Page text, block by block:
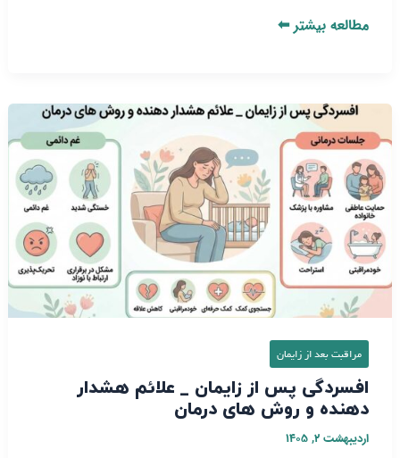
مطالعه بیشتر ⬅
مراقبت بعد از زایمان
افسردگی پس از زایمان _ علائم هشدار
دهنده و روش‌ های درمان
اردیبهشت ۲, ۱۴۰۵
افسردگی
پس
از
زایمان
_
علائم
هشدار
دهنده
و
روش‌
های
درمان